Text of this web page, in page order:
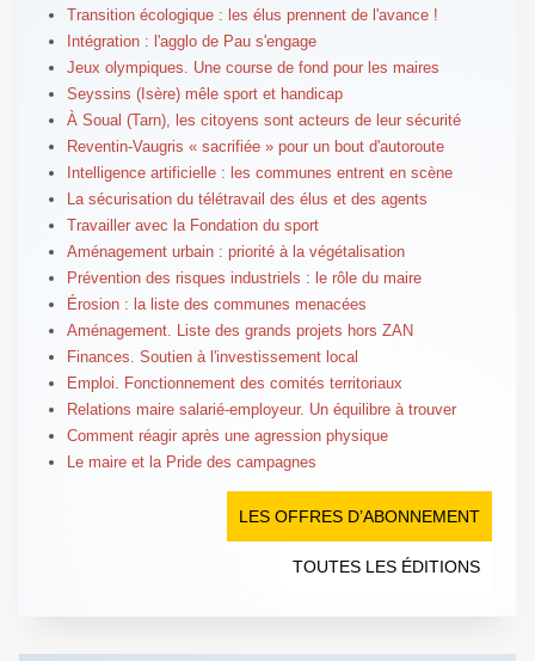
Transition écologique : les élus prennent de l'avance !
Intégration : l'agglo de Pau s'engage
Jeux olympiques. Une course de fond pour les maires
Seyssins (Isère) mêle sport et handicap
À Soual (Tarn), les citoyens sont acteurs de leur sécurité
Reventin-Vaugris « sacrifiée » pour un bout d'autoroute
Intelligence artificielle : les communes entrent en scène
La sécurisation du télétravail des élus et des agents
Travailler avec la Fondation du sport
Aménagement urbain : priorité à la végétalisation
Prévention des risques industriels : le rôle du maire
Érosion : la liste des communes menacées
Aménagement. Liste des grands projets hors ZAN
Finances. Soutien à l'investissement local
Emploi. Fonctionnement des comités territoriaux
Relations maire salarié-employeur. Un équilibre à trouver
Comment réagir après une agression physique
Le maire et la Pride des campagnes
LES OFFRES D’ABONNEMENT
TOUTES LES ÉDITIONS